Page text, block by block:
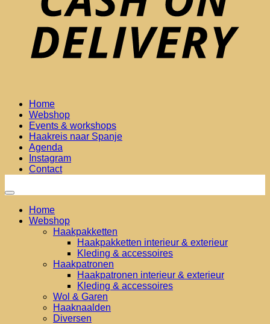
Home
Webshop
Events & workshops
Haakreis naar Spanje
Agenda
Instagram
Contact
Home
Webshop
Haakpakketten
Haakpakketten interieur & exterieur
Kleding & accessoires
Haakpatronen
Haakpatronen interieur & exterieur
Kleding & accessoires
Wol & Garen
Haaknaalden
Diversen